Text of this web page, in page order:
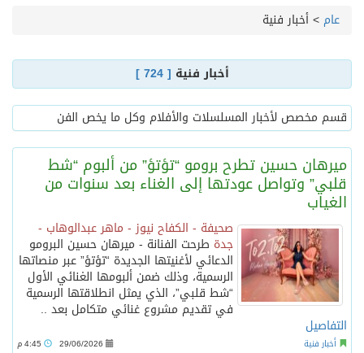
الرئيس عبد الفتاح السيسى يستقبل ملك البحرين
تشغيل قطاري 809 / 810 علي خط( شربين / قلين ) بكامل بجمهورية مصر العربيةجداولها خلال يومي 6 – 7 أغسطس الجاري
الهولندي مارينو بوستش يخلف يايسله في تدريب الاهلي
عام >أخبار فنية
أخبار فنية [ 724 ]
قسم مخصص لأخبار المسلسلات والأفلام وكل ما يخص الفن
ميرهان حسين تطرح برومو “تؤتؤ” من ألبوم “شط
قلبي” وتواصل عودتها إلى الغناء بعد سنوات من
الغياب
صحيفة - الكفاح نيوز - ماهر عبدالوهاب -
جدة طرحت الفنانة - ميرهان حسين البرومو
الدعائي لأغنيتها الجديدة “تؤتؤ” عبر منصاتها
الرسمية، وذلك ضمن ألبومها الغنائي الأول
“شط قلبي”، الذي يمثل انطلاقتها الرسمية
في تقديم مشروع غنائي متكامل بعد ..
التفاصيل
أخبار فنية 29/06/2026